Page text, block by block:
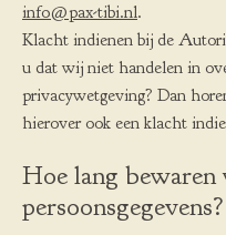
info@pax-tibi.nl.
Klacht indienen bij de
u dat wij niet handelen in
privacywetgeving? Dan
hierover ook een klacht
Hoe lang
persoonsgegevens?